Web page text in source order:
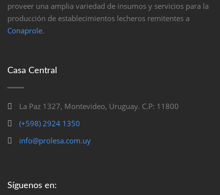
proveer una amplia variedad de insumos y servicios para la
producción de establecimientos lecheros remitentes a
Conaprole.
Casa Central
La Paz 1327, Montevideo, Uruguay. C.P: 11800
(+598) 2924 1350
info@prolesa.com.uy
Síguenos en: